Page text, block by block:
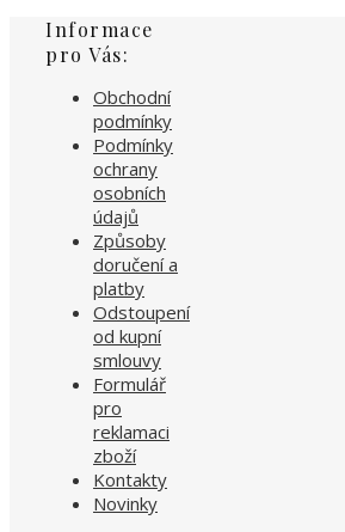
Informace
pro Vás:
Obchodní
podmínky
Podmínky
ochrany
osobních
údajů
Způsoby
doručení a
platby
Odstoupení
od kupní
smlouvy
Formulář
pro
reklamaci
zboží
Kontakty
Novinky